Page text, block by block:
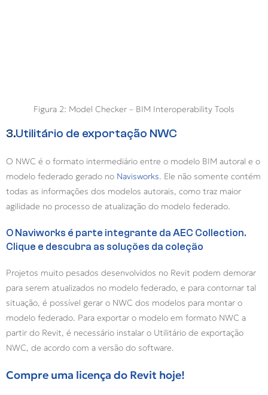
Figura 2: Model Checker – BIM Interoperability Tools
3.Utilitário de exportação NWC
O NWC é o formato intermediário entre o modelo BIM autoral e o
modelo federado gerado no Navisworks. Ele não somente contém
todas as informações dos modelos autorais, como traz maior
agilidade no processo de atualização do modelo federado.
O Naviworks é parte integrante da AEC Collection.
Clique e descubra as soluções da coleção
Projetos muito pesados desenvolvidos no Revit podem demorar
para serem atualizados no modelo federado, e para contornar tal
situação, é possível gerar o NWC dos modelos para montar o
modelo federado. Para exportar o modelo em formato NWC a
partir do Revit, é necessário instalar o Utilitário de exportação
NWC, de acordo com a versão do software.
Compre uma licença do Revit hoje!